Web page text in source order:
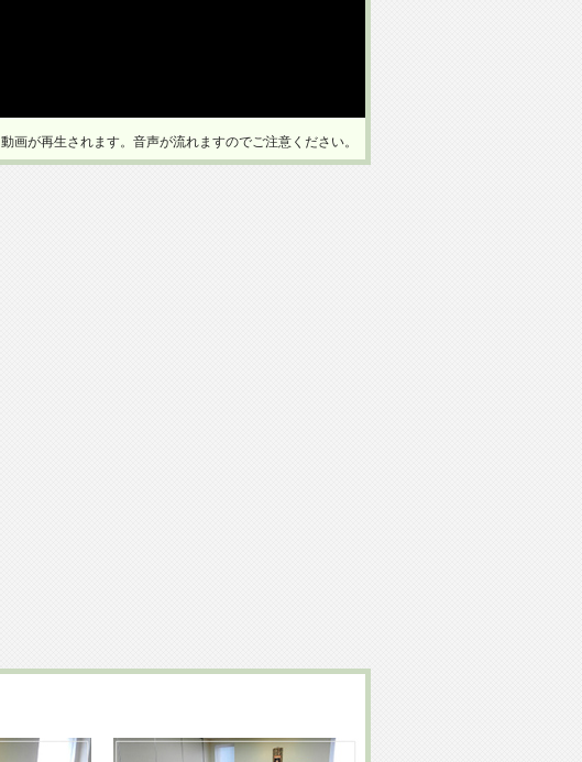
動画が再生されます。音声が流れますのでご注意ください。